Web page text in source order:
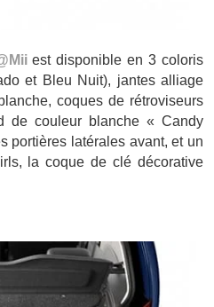
est disponible en 3 coloris
et Bleu Nuit), jantes alliage
coques de rétroviseurs
de couleur blanche « Candy
portières latérales avant, et un
la coque de clé décorative